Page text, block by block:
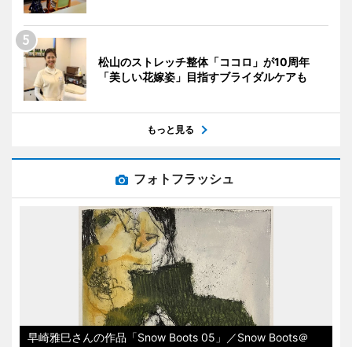
松山のストレッチ整体「ココロ」が10周年
「美しい花嫁姿」目指すブライダルケアも
もっと見る
フォトフラッシュ
早崎雅巳さんの作品「Snow Boots 05」／Snow Boots＠